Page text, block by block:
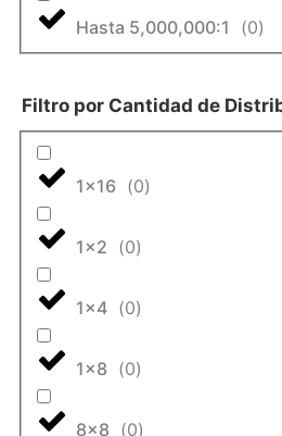
Hasta 5,000,000:1 (0)
Filtro por Cantidad de
1x16 (0)
1x2 (0)
1x4 (0)
1x8 (0)
8x8 (0)